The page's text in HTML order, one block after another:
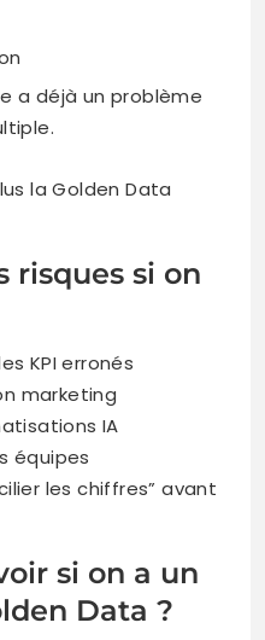
a déjà un problème
la Golden Data
risques si on
KPI erronés
marketing
IA
équipes
les chiffres” avant
si on a un
Data ?